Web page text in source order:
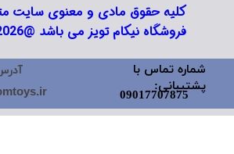
فروشگاه نیکام تویز می باشد @2026
شماره تماس با
پشتیبانی:
09017707875